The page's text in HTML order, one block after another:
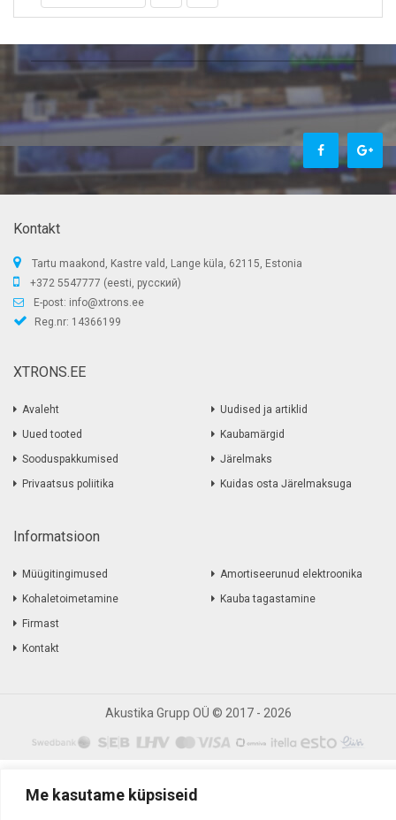
Me kasutame küpsiseid
Kontakt
Tartu maakond, Kastre vald, Lange küla, 62115, Estonia
+372 5547777 (eesti, русский)
E-post: info@xtrons.ee
Reg.nr: 14366199
XTRONS.EE
Avaleht
Uued tooted
Sooduspakkumised
Privaatsus poliitika
Uudised ja artiklid
Kaubamärgid
Järelmaks
Kuidas osta Järelmaksuga
Informatsioon
Müügitingimused
Kohaletoimetamine
Firmast
Kontakt
Amortiseerunud elektroonika
Kauba tagastamine
Akustika Grupp OÜ © 2017- 2026